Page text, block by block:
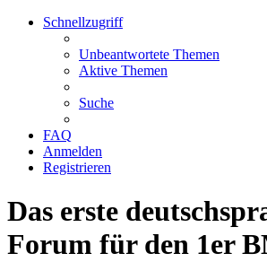
Schnellzugriff
Unbeantwortete Themen
Aktive Themen
Suche
FAQ
Anmelden
Registrieren
Das erste
Forum für den 1er